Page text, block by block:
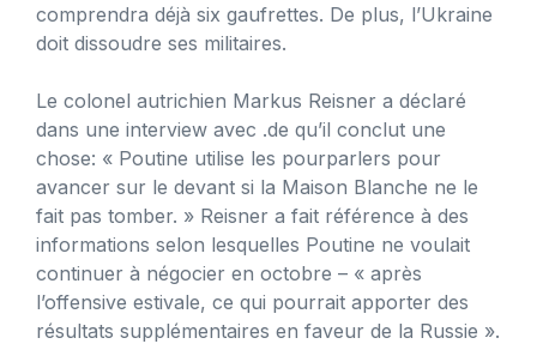
comprendra déjà six gaufrettes. De plus, l’Ukraine
doit dissoudre ses militaires.
Le colonel autrichien Markus Reisner a déclaré
dans une interview avec .de qu’il conclut une
chose: « Poutine utilise les pourparlers pour
avancer sur le devant si la Maison Blanche ne le
fait pas tomber. » Reisner a fait référence à des
informations selon lesquelles Poutine ne voulait
continuer à négocier en octobre – « après
l’offensive estivale, ce qui pourrait apporter des
résultats supplémentaires en faveur de la Russie ».